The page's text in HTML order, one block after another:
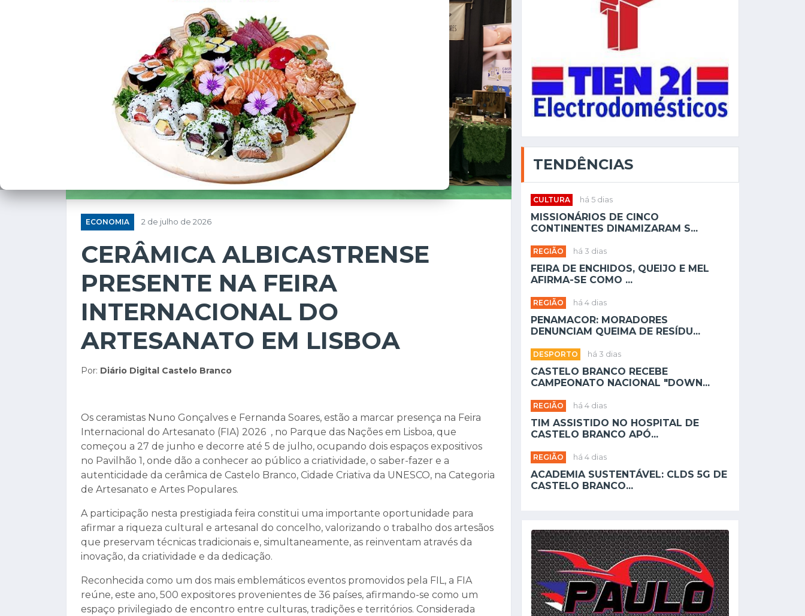
ECONOMIA 2 de julho de 2026
CERÂMICA ALBICASTRENSE
PRESENTE NA FEIRA
INTERNACIONAL DO
ARTESANATO EM LISBOA
Por: Diário Digital Castelo Branco
Os ceramistas Nuno Gonçalves e Fernanda Soares, estão a marcar presença na Feira
Internacional do Artesanato (FIA) 2026 , no Parque das Nações em Lisboa, que
começou a 27 de junho e decorre até 5 de julho, ocupando dois espaços expositivos
no Pavilhão 1, onde dão a conhecer ao público a criatividade, o saber-fazer e a
autenticidade da cerâmica de Castelo Branco, Cidade Criativa da UNESCO, na Categoria
de Artesanato e Artes Populares.
A participação nesta prestigiada feira constitui uma importante oportunidade para
afirmar a riqueza cultural e artesanal do concelho, valorizando o trabalho dos artesãos
que preservam técnicas tradicionais e, simultaneamente, as reinventam através da
inovação, da criatividade e da dedicação.
Reconhecida como um dos mais emblemáticos eventos promovidos pela FIL, a FIA
reúne, este ano, 500 expositores provenientes de 36 países, afirmando-se como um
espaço privilegiado de encontro entre culturas, tradições e territórios. Considerada
TENDÊNCIAS
CULTURA há 5 dias
MISSIONÁRIOS DE CINCO
CONTINENTES DINAMIZARAM S...
REGIÃO há 3 dias
FEIRA DE ENCHIDOS, QUEIJO E MEL
AFIRMA-SE COMO ...
REGIÃO há 4 dias
PENAMACOR: MORADORES
DENUNCIAM QUEIMA DE RESÍDU...
DESPORTO há 3 dias
CASTELO BRANCO RECEBE
CAMPEONATO NACIONAL "DOWN...
REGIÃO há 4 dias
TIM ASSISTIDO NO HOSPITAL DE
CASTELO BRANCO APÓ...
REGIÃO há 4 dias
ACADEMIA SUSTENTÁVEL: CLDS 5G DE
CASTELO BRANCO...